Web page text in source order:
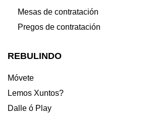
Mesas de contratación
Pregos de contratación
REBULINDO
Móvete
Lemos Xuntos?
Dalle ó Play